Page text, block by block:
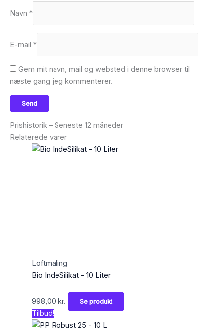
Navn *
E-mail *
Gem mit navn, mail og websted i denne browser til
næste gang jeg kommenterer.
Prishistorik – Seneste 12 måneder
Relaterede varer
Loftmaling
Bio IndeSilikat – 10 Liter
998,00 kr. Se produkt
Tilbud!